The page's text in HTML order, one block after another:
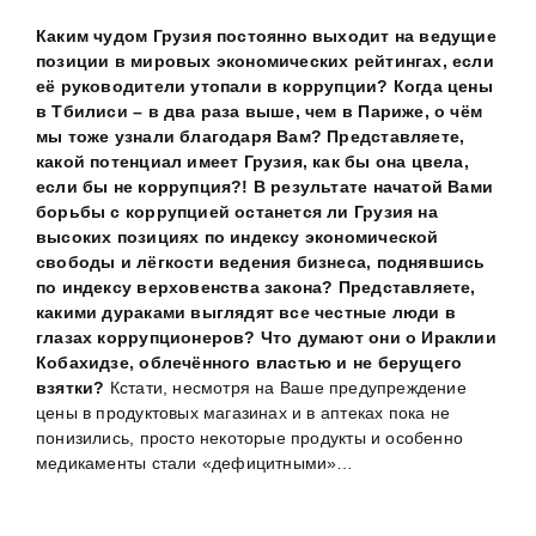
Каким чудом Грузия постоянно выходит на ведущие
позиции в мировых экономических рейтингах, если
её руководители утопали в коррупции? Когда цены
в Тбилиси – в два раза выше, чем в Париже, о чём
мы тоже узнали благодаря Вам? Представляете,
какой потенциал имеет Грузия, как бы она цвела,
если бы не коррупция?! В результате начатой Вами
борьбы с коррупцией останется ли Грузия на
высоких позициях по индексу экономической
свободы и лёгкости ведения бизнеса, поднявшись
по индексу верховенства закона? Представляете,
какими дураками выглядят все честные люди в
глазах коррупционеров? Что думают они о Ираклии
Кобахидзе, облечённого властью и не берущего
взятки? Кстати, несмотря на Ваше предупреждение
цены в продуктовых магазинах и в аптеках пока не
понизились, просто некоторые продукты и особенно
медикаменты стали «дефицитными»…